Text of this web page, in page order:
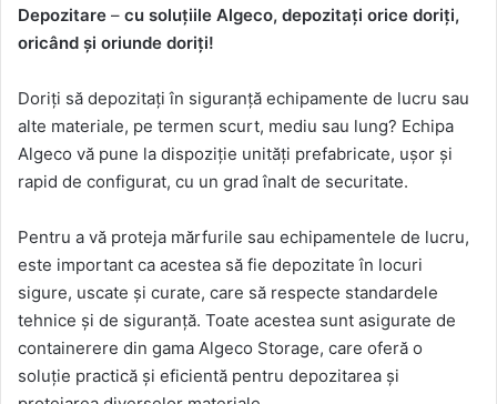
Depozitare – cu soluțiile Algeco, depozitați orice doriți,
oricând și oriunde doriți!
Doriți să depozitați în siguranță echipamente de lucru sau
alte materiale, pe termen scurt, mediu sau lung? Echipa
Algeco vă pune la dispoziție unități prefabricate, ușor și
rapid de configurat, cu un grad înalt de securitate.
Pentru a vă proteja mărfurile sau echipamentele de lucru,
este important ca acestea să fie depozitate în locuri
sigure, uscate și curate, care să respecte standardele
tehnice și de siguranță. Toate acestea sunt asigurate de
containerere din gama Algeco Storage, care oferă o
soluție practică și eficientă pentru depozitarea și